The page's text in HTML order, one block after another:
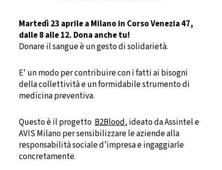
Martedì 23 aprile a Milano in Corso Venezia 47,
dalle 8 alle 12. Dona anche tu!
Donare il sangue è un gesto di solidarietà.
E' un modo per contribuire con i fatti ai bisogni
della collettività e un formidabile strumento di
medicina preventiva.
Questo è il progetto B2Blood, ideato da Assintel e
AVIS Milano per sensibilizzare le aziende alla
responsabilità sociale d’impresa e ingaggiarle
concretamente.